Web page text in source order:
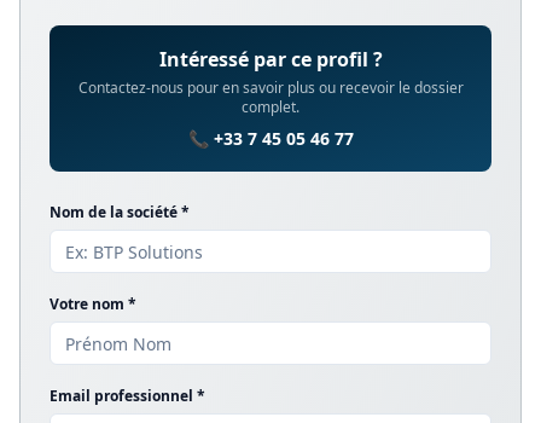
Intéressé par ce profil ?
Contactez-nous pour en savoir plus ou recevoir le dossier
complet.
📞 +33 7 45 05 46 77
Nom de la société *
Votre nom *
Email professionnel *